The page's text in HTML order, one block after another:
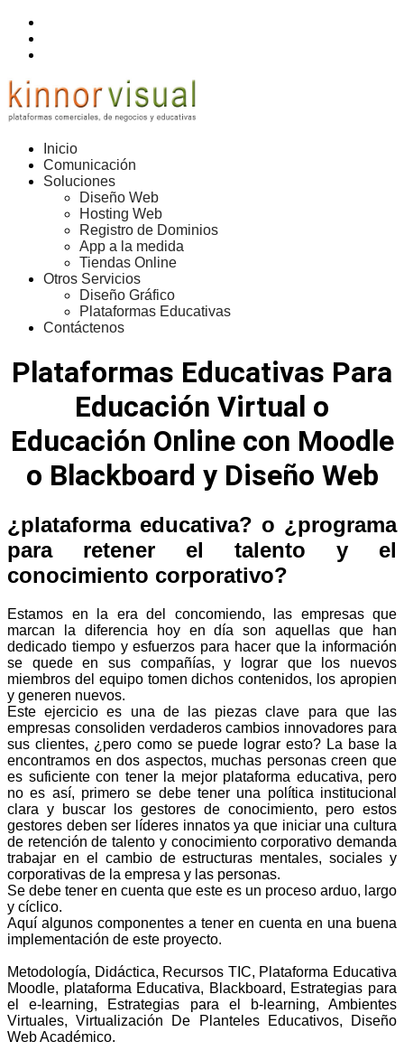
Inicio
Comunicación
Soluciones
Diseño Web
Hosting Web
Registro de Dominios
App a la medida
Tiendas Online
Otros Servicios
Diseño Gráfico
Plataformas Educativas
Contáctenos
Plataformas Educativas Para
Educación Virtual o
Educación Online con Moodle
o Blackboard y Diseño Web
¿plataforma educativa? o ¿programa
para retener el talento y el
conocimiento corporativo?
Estamos en la era del concomiendo, las empresas que
marcan la diferencia hoy en día son aquellas que han
dedicado tiempo y esfuerzos para hacer que la información
se quede en sus compañías, y lograr que los nuevos
miembros del equipo tomen dichos contenidos, los apropien
y generen nuevos.
Este ejercicio es una de las piezas clave para que las
empresas consoliden verdaderos cambios innovadores para
sus clientes, ¿pero como se puede lograr esto? La base la
encontramos en dos aspectos, muchas personas creen que
es suficiente con tener la mejor plataforma educativa, pero
no es así, primero se debe tener una política institucional
clara y buscar los gestores de conocimiento, pero estos
gestores deben ser líderes innatos ya que iniciar una cultura
de retención de talento y conocimiento corporativo demanda
trabajar en el cambio de estructuras mentales, sociales y
corporativas de la empresa y las personas.
Se debe tener en cuenta que este es un proceso arduo, largo
y cíclico.
Aquí algunos componentes a tener en cuenta en una buena
implementación de este proyecto.
Metodología, Didáctica, Recursos TIC, Plataforma Educativa
Moodle, plataforma Educativa, Blackboard, Estrategias para
el e-learning, Estrategias para el b-learning, Ambientes
Virtuales, Virtualización De Planteles Educativos, Diseño
Web Académico.